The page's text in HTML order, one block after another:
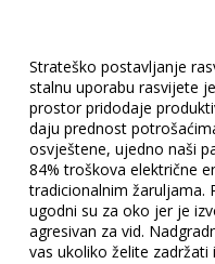
Strateško postavljanje
stalnu uporabu rasvijete
prostor pridodaje
daju prednost
osvještene, ujedno naši
84% troškova električne
tradicionalnim žaruljama.
ugodni su za oko jer je
agresivan za vid.
vas ukoliko želite zadržati